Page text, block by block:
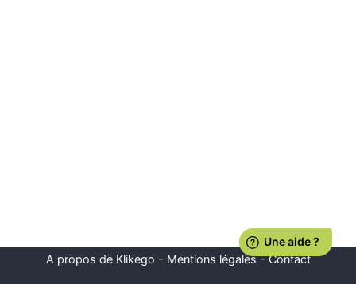
A propos de Klikego - Mentions légales-Contact